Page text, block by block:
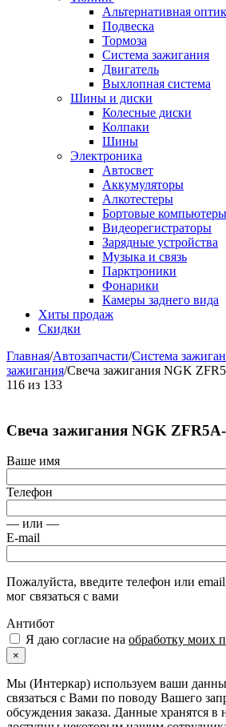
Альтернативная
Подвеска
Тормоза
Система зажигания
Двигатель
Выхлопная система
Шины и диски
Колесные диски
Колпаки
Шины
Электроника
Автосвет
Аккумуляторы
Алкотестеры
Бортовые компьютеры
Видеорегистраторы
Зарядные устройства
Музыка и связь
Парктроники
Фонарики
Камеры заднего вида
Хиты продаж
Скидки
Главная/Автозапчасти/Система
зажигания/Свеча зажигания NGK
116 из 133
Свеча зажигания NGK
Ваше имя
Телефон
— или —
E-mail
Пожалуйста, введите телефон или
мог связаться с вами
Антибот
Я даю согласие на обработку моих
×
Мы (Интеркар) используем ваши
связаться с Вами по поводу Вашего
обсуждения заказа. Данные хранятся в